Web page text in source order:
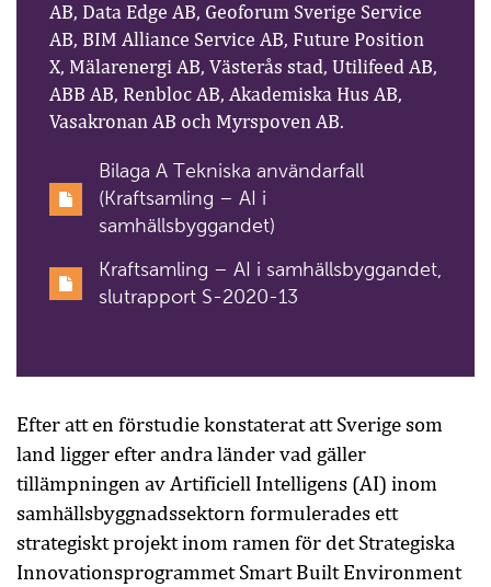
AB, Data Edge AB, Geoforum Sverige Service
AB, BIM Alliance Service AB, Future Position
X, Mälarenergi AB, Västerås stad, Utilifeed AB,
ABB AB, Renbloc AB, Akademiska Hus AB,
Vasakronan AB och Myrspoven AB.
Bilaga A Tekniska användarfall
(Kraftsamling – AI i
samhällsbyggandet)
Kraftsamling – AI i samhällsbyggandet,
slutrapport S-2020-13
Efter att en förstudie konstaterat att Sverige som
land ligger efter andra länder vad gäller
tillämpningen av Artificiell Intelligens (AI) inom
samhällsbyggnadssektorn formulerades ett
strategiskt projekt inom ramen för det Strategiska
Innovationsprogrammet Smart Built Environment